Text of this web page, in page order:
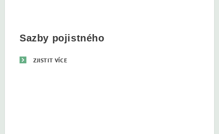
Sazby pojistného
ZJISTIT VÍCE